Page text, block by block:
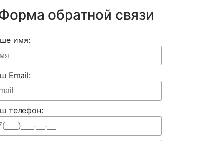
обратной связи
имя:
Email:
телефон: